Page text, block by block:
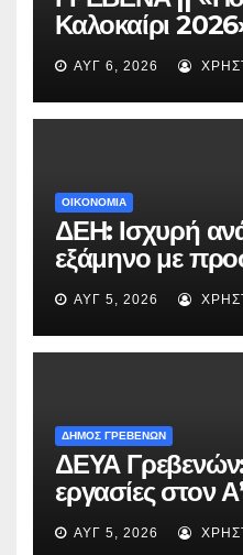
Καλοκαίρι
με την
«Μικρές
ΑΥΓ 6, 2026
ΟΙΚΟΝΟΜΙΑ
ΔΕΗ: Ισχυρή
εξάμηνο με
EBITDA στα
ΑΥΓ 5, 2026
ΔΗΜΟΣ ΓΡΕΒΕΝΩΝ
ΔΕΥΑ Γρεβενών:
εργασίες στον
ύδρευσης –
επηρεάζονται
ΑΥΓ 5, 2026